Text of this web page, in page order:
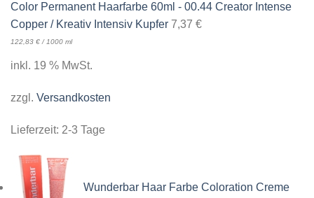
Color Permanent Haarfarbe 60ml - 00.44 Creator Intense
Copper / Kreativ Intensiv Kupfer 7,37 €
122,83 € / 1000 ml
inkl. 19 % MwSt.
zzgl. Versandkosten
Lieferzeit: 2-3 Tage
Wunderbar Haar Farbe Coloration Creme